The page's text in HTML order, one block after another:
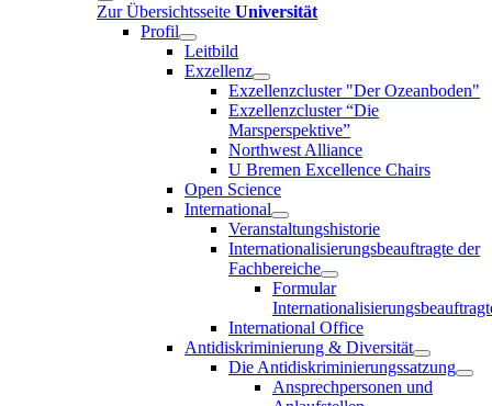
Zur Übersichtsseite Universität
Profil
Leitbild
Exzellenz
Exzellenzcluster "Der Ozeanboden"
Exzellenzcluster “Die
Marsperspektive”
Northwest Alliance
U Bremen Excellence Chairs
Open Science
International
Veranstaltungshistorie
Internationalisierungsbeauftragte der
Fachbereiche
Formular
International Office
Antidiskriminierung & Diversität
Die Antidiskriminierungssatzung
Ansprechpersonen und